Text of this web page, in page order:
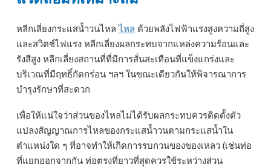
หลีกเลี่ยงกระแสน้ำวนไหลไหล ด้วยพลังไฟฟ้าแรงสูงความถี่สูง
และสวิตช์ไฟแรง หลีกเลี่ยงผลกระทบจากแหล่งความร้อนและ
รังสีสูง หลีกเลี่ยงสถานที่ที่มีการสั่นสะเทือนที่แข็งแกร่งและ
บริเวณที่มีฤทธิ์กัดกร่อน ฯลฯ ในขณะเดียวกันให้พิจารณาการ
บำรุงรักษาที่สะดวก
เพื่อให้แน่ใจว่าส่วนของไหลไม่ได้รับผลกระทบควรติดตั้งตัว
แปลงสัญญาณการไหลของกระแสน้ำวนตามกระแสน้ำใน
ตำแหน่งใด ๆ ที่อาจทำให้เกิดการรบกวนของของเหลว (เช่นท่อ
ที่แยกออกจากกัน ท่อตรงที่ยาวที่สุดควรใช้ระหว่างส่วน